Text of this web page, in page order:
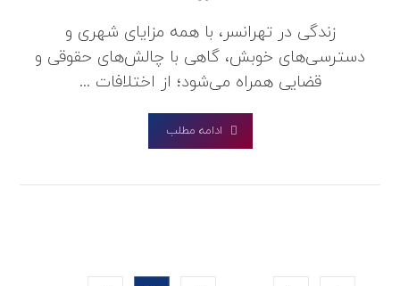
زندگی در تهرانسر، با همه مزایای شهری و
دسترسی‌های خوبش، گاهی با چالش‌های حقوقی و
قضایی همراه می‌شود؛ از اختلافات ...
ادامه مطلب